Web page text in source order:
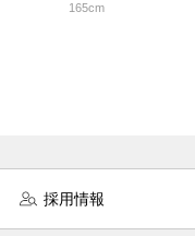
165cm
採用情報